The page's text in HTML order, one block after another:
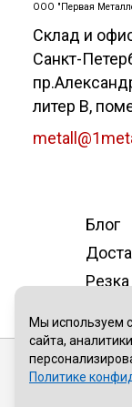
ООО "Первая
Склад и
Санкт-
литер В,
Блог
Резка
Публичная
Мы используем
сайта,
Политике